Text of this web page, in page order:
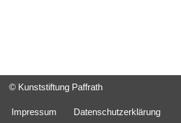
© Kunststiftung Paffrath
Impressum
Datenschutzerklärung